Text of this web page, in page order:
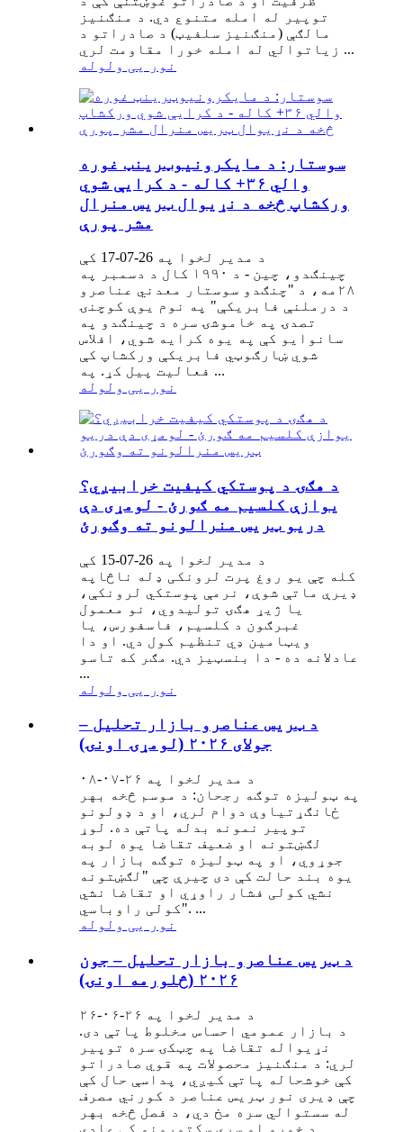
توپیر له امله متنوع دي. د منګنیز
مالګې (منګنیز سلفیټ) د صادراتو د
زیاتوالي له امله خورا مقاومت لري ...
نور یی ولوله
سوستار: د مایکرونیوټرینټ غوره
والي ۳۶+ کاله - د کرایې شوي
ورکشاپ څخه د نړیوال ټریس منرال
مشر پورې
د مدیر لخوا په 26-07-17 کې
چینګدو، چین - د ۱۹۹۰ کال د دسمبر په
۲۸مه، د "چنګدو سوستار معدني عناصرو
د درملنې فابریکې" په نوم یوې کوچنۍ
تصدۍ په خاموشۍ سره د چینګدو په
سانوایو کې په یوه کرایه شوي، افلاس
شوي ښارګوټي فابریکې ورکشاپ کې
فعالیت پیل کړ. په ...
نور یی ولوله
د هګۍ د پوستکي کیفیت خرابیږي؟
یوازې کلسیم مه ګورئ - لومړی دې
دریو ټریس منرالونو ته وګورئ
د مدیر لخوا په 26-07-15 کې
کله چې یو روغ پرت لرونکی ډله ناڅاپه
ډیرې ماتې شوې، نرمې پوستکي لرونکې،
یا ژیړ هګۍ تولیدوي، نو معمول
غبرګون د کلسیم، فاسفورس، یا
ویټامین ډي تنظیم کول دي. او دا
عادلانه ده - دا بنسټیز دي. مګر که تاسو
...
نور یی ولوله
د ټریس عناصرو بازار تحلیل –
جولای ۲۰۲۶ (لومړۍ اونۍ)
د مدیر لخوا په ۲۶-۰۷-۰۸
په ټولیزه توګه رجحان: د موسم څخه بهر
ځانګړتیاوې دوام لري، او د ډولونو
توپیر نمونه بدله پاتې ده. لوړ
لګښتونه او ضعیف تقاضا یوه لوبه
جوړوي، او په ټولیزه توګه بازار په
یوه بند حالت کې دی چیرې چې "لګښتونه
نشي کولی فشار راوړي او تقاضا نشي
کولی راوباسي". ...
نور یی ولوله
د ټریس عناصرو بازار تحلیل – جون
۲۰۲۶ (څلورمه اونۍ)
د مدیر لخوا په ۲۶-۰۶-۲۶
د بازار عمومي احساس مخلوط پاتې دی.
نړیواله تقاضا په چټکۍ سره توپیر
لري: د منګنیز محصولات په قوي صادراتو
کې خوشحاله پاتې کیږي، پداسې حال کې
چې ډیری نور ټریس عناصر د کورني مصرف
له سستوالي سره مخ دي، د فصل څخه بهر
د خوړو او سرې سکتورونو کې عادي